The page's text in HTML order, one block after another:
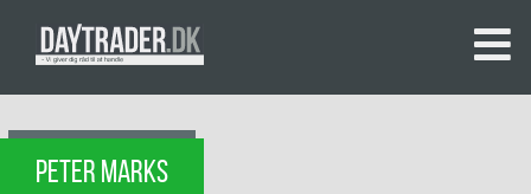
PETER MARKS